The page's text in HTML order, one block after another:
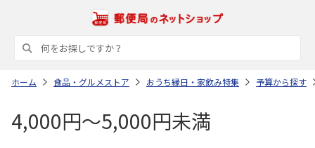
ホーム 食品・グルメストア おうち縁日・家飲み特集 予算から探す
4,000円～5,000円未満